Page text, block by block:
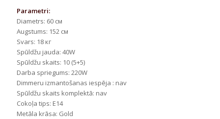
Parametri:
Diametrs: 60 cм
Augstums: 152 cм
Svars: 18 кг
Spūldžu jauda: 40W
Spūldžu skaits: 10 (5+5)
Darba spriegums: 220W
Dimmeru izmantošanas iespēja : nav
Spūldžu skaits komplektā: nav
Cokoļa tips: E14
Metāla krāsa: Gold